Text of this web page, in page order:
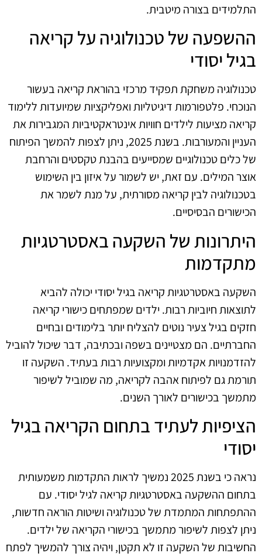
התלמידים בצורה מיטבית.
ההשפעה של טכנולוגיה על קריאה
בגיל יסודי
טכנולוגיה משחקת תפקיד מרכזי בהוראת קריאה בעשור
הנוכחי. פלטפורמות דיגיטליות ואפליקציות שמיועדות ללימוד
קריאה מציעות לילדים חוויות אינטראקטיביות המגבירות את
העניין והמעורבות. בשנת 2025, ניתן לצפות להמשך הפיתוח
של כלים טכנולוגיים שמסייעים בהבנת טקסטים והרחבת
אוצר המילים. עם זאת, יש לשמור על איזון בין השימוש
בטכנולוגיה לבין קריאה מסורתית, על מנת לשמר את
הכישורים הבסיסיים.
היתרונות של השקעה באסטרטגיות
מתקדמות
השקעה באסטרטגיות קריאה בגיל יסודי יכולה להביא
לתוצאות חיוביות רבות. ילדים שמפתחים כישורי קריאה
חזקים בגיל צעיר נוטים להצליח יותר בלימודים ובחיים
החברתיים. הם מצטיינים בשפה ובכתיבה, דבר שיכול להוביל
להזדמנויות אקדמיות ומקצועיות רבות בעתיד. השקעה זו
תורמת גם לפיתוח אהבה לקריאה, מה שמוביל לשיפור
מתמשך בכישורים לאורך השנים.
הציפיות לעתיד בתחום הקריאה בגיל
יסודי
נראה כי בשנת 2025 נמשיך לראות התקדמות משמעותית
בתחום ההשקעה באסטרטגיות קריאה לגיל יסודי. עם
ההתפתחות המתמדת של טכנולוגיה ושיטות הוראה חדשות,
ניתן לצפות לשיפור מתמשך בכישורי הקריאה של ילדים.
החשיבות של השקעה זו לא תקטן, ויהיה צורך להמשיך לפתח